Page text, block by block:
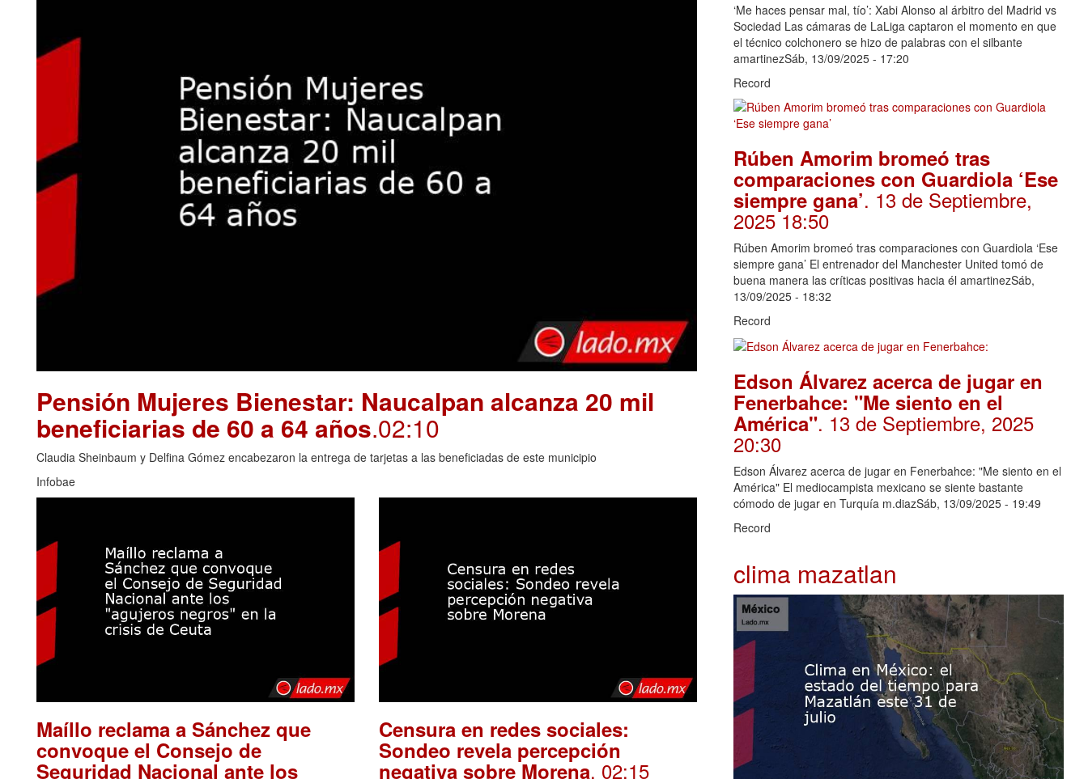
Pensión Mujeres Bienestar: Naucalpan alcanza 20 mil
beneficiarias de 60 a 64 años.02:10
Claudia Sheinbaum y Delfina Gómez encabezaron la entrega de tarjetas a las beneficiadas de este municipio
Infobae
Maíllo reclama a Sánchez que
convoque el Consejo de
Seguridad Nacional ante los
Censura en redes sociales:
Sondeo revela percepción
negativa sobre Morena. 02:15
‘Me haces pensar mal, tío’: Xabi Alonso al árbitro del Madrid vs
Sociedad Las cámaras de LaLiga captaron el momento en que
el técnico colchonero se hizo de palabras con el silbante
amartinezSáb, 13/09/2025 - 17:20
Record
Rúben Amorim bromeó tras
comparaciones con Guardiola ‘Ese
siempre gana’. 13 de Septiembre,
2025 18:50
Rúben Amorim bromeó tras comparaciones con Guardiola ‘Ese
siempre gana’ El entrenador del Manchester United tomó de
buena manera las críticas positivas hacia él amartinezSáb,
13/09/2025 - 18:32
Record
Edson Álvarez acerca de jugar en
Fenerbahce: "Me siento en el
América". 13 de Septiembre, 2025
20:30
Edson Álvarez acerca de jugar en Fenerbahce: "Me siento en el
América" El mediocampista mexicano se siente bastante
cómodo de jugar en Turquía m.diazSáb, 13/09/2025 - 19:49
Record
clima mazatlan